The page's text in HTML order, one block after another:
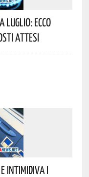
Luglio: Ecco
Attesi
Intimidiva I